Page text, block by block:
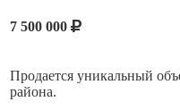
7 500 000
Продается уникальный
района.